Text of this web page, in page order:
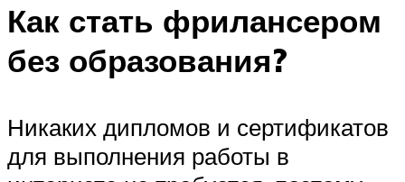
Как стать фрилансером
без образования?
Никаких дипломов и сертификатов
для выполнения работы в